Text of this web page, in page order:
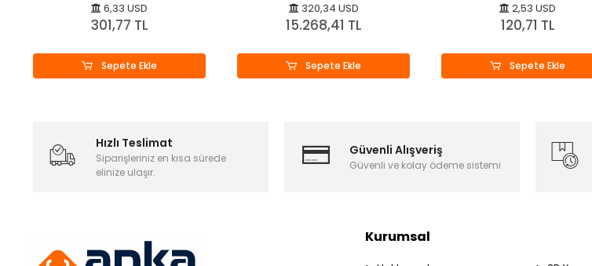
6,33 USD
301,77 TL
Sepete Ekle
320,34 USD
15.268,41 TL
Sepete Ekle
2,53 USD
120,71 TL
Sepete Ekle
Hızlı Teslimat
Siparişleriniz en kısa sürede
elinize ulaşır.
Güvenli Alışveriş
Güvenli ve kolay ödeme sistemi
Kurumsal